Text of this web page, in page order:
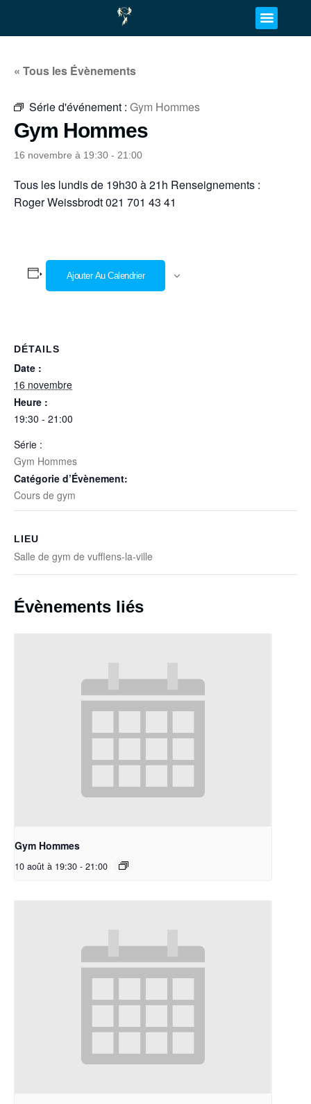
« Tous les Évènements
Série d'événement : Gym Hommes
Gym Hommes
16 novembre à 19:30 - 21:00
Tous les lundis de 19h30 à 21h Renseignements :
Roger Weissbrodt 021 701 43 41
Ajouter Au Calendrier
DÉTAILS
Date :
16 novembre
Heure :
19:30 - 21:00
Série :
Gym Hommes
Catégorie d’Évènement:
Cours de gym
LIEU
Salle de gym de vufflens-la-ville
Évènements liés
Gym Hommes
10 août à 19:30 - 21:00